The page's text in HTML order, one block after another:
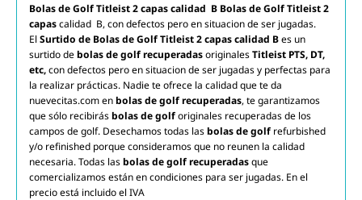
Bolas de GolfTitleist 2 capas calidad B Bolas de GolfTitleist 2
capascalidad B, con defectos pero en situacion de ser jugadas.
El Surtido de Bolas de Golf Titleist 2 capas calidad Bes un
surtido debolas de golf recuperadasoriginalesTitleist PTS, DT,
etc,con defectos pero en situacion de ser jugadas y perfectas para
la realizar prácticas. Nadie te ofrece la calidad que te da
nuevecitas.com enbolas de golf recuperadas, te garantizamos
que sólo recibirásbolas de golforiginales recuperadas de los
campos de golf. Desechamos todas lasbolas de golf refurbished
y/o refinished porque consideramos que no reunen la calidad
necesaria. Todas lasbolas de golf recuperadasque
comercializamos están en condiciones para ser jugadas. En el
precio está incluido el IVA